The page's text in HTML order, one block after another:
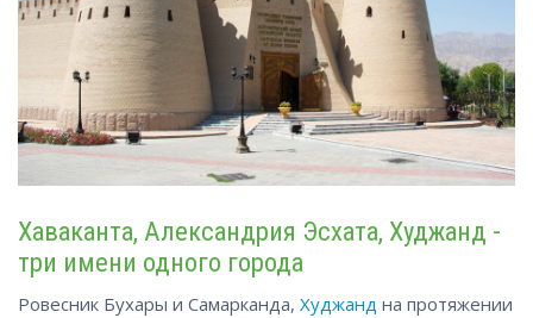
Хаваканта, Александрия Эсхата, Худжанд -
три имени одного города
Ровесник Бухары и Самарканда, Худжанд на протяжении